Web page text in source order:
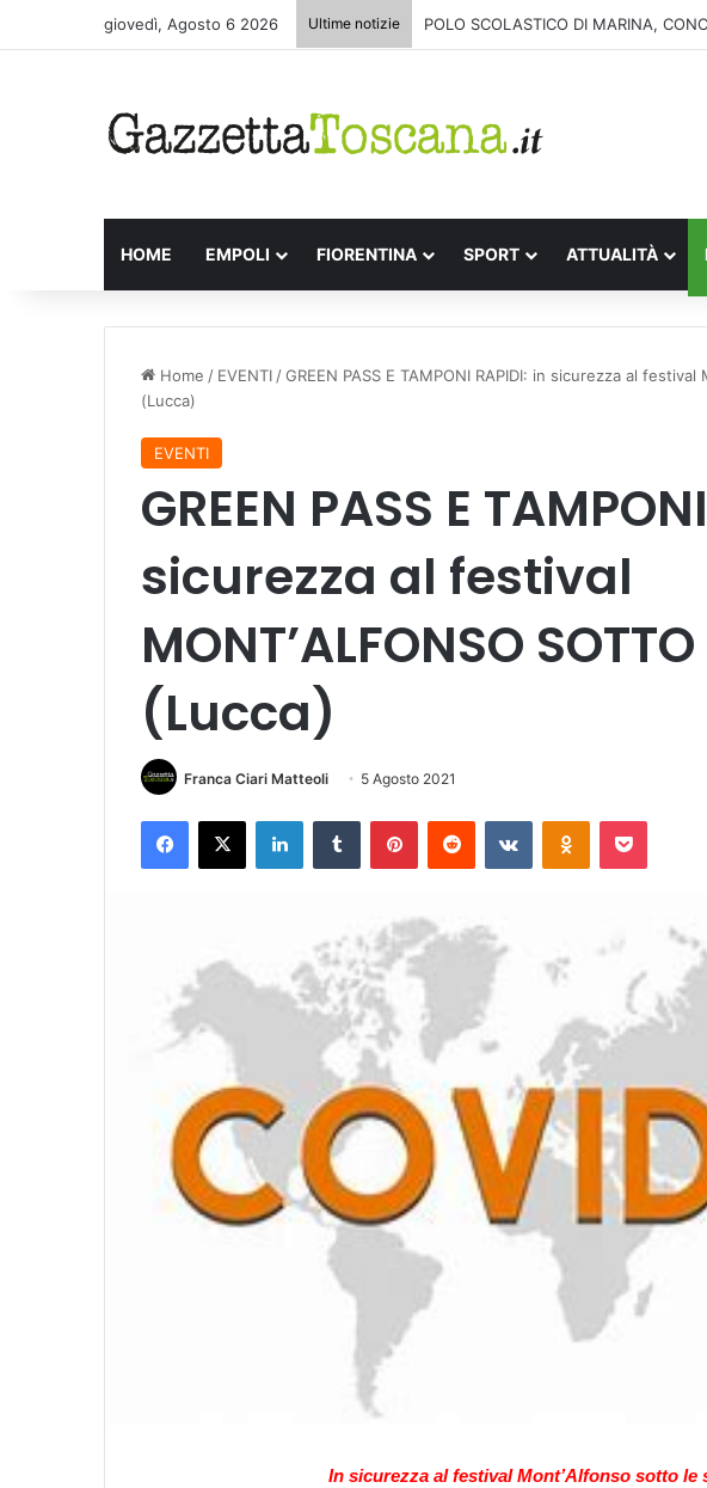
giovedì, Agosto 6 2026 Ultime notizie TORNA “UN MARE DI MUSICA”, FRA
HOME EMPOLI FIORENTINA SPORT ATTUALITÀ
Home / EVENTI /GREEN PASS E TAMPONI RAPIDI: in sicurezza al festival
(Lucca)
EVENTI
GREEN PASS E
sicurezza al festival
MONT’ALFONSO SOTTO
(Lucca)
Franca Ciari Matteoli 5 Agosto 2021
In sicurezza al festival Mont’Alfonso sotto le